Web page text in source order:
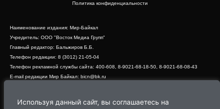
Используя данный сайт, вы соглашаетесь на
Политика конфиденциальности
Наименование издания: Мир-Байкал
Учредитель: ООО "Восток Медиа Групп"
Главный редактор: Бальжиров Б.Б.
Телефон редакции: 8 (3012) 21-05-04
Телефон рекламной службы сайта: 400-608, 8-9021-68-18-50, 8-9021-68-08-43
E-mail редакции Мир Байкал: bicn@bk.ru
Адрес редакции: 670000, г. Улан-Удэ, ул. Профсоюзная, дом 44, офис 1